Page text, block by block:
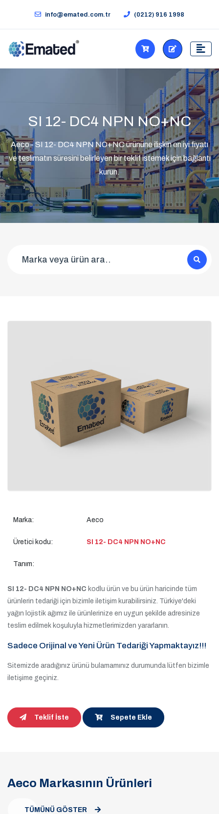
info@emated.com.tr (0212) 916 1998
SI 12- DC4 NPN NO+NC
Aeco - SI 12- DC4 NPN NO+NC ürününe ilişkin en iyi fiyatı
ve teslimatın süresini belirleyen bir teklif istemek için bağlantı
kurun.
Marka: Aeco
Üretici kodu: SI 12- DC4 NPN NO+NC
Tanım:
SI 12- DC4 NPN NO+NC kodlu ürün ve bu ürün haricinde tüm
ürünlerin tedariği için bizimle iletişim kurabilirsiniz. Türkiye'deki
yağın lojistik ağımız ile ürünlerinize en uygun şekilde adresinize
teslim edilmek koşuluyla hizmetlerimizden yararlanın.
Sadece Orijinal ve Yeni Ürün Tedariği Yapmaktayız!!!
Sitemizde aradığınız ürünü bulamamınız durumunda lütfen bizimle
iletişime geçiniz.
Teklif İste Sepete Ekle
Aeco Markasının Ürünleri
TÜMÜNÜ GÖSTER